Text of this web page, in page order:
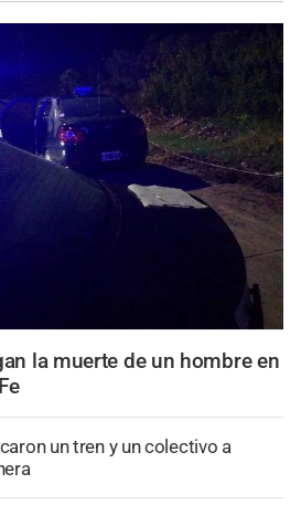
la muerte de un hombre en
un tren y un colectivo a